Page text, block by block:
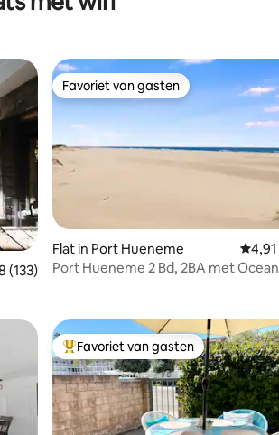
beoordeling van 4,98 op 5, 133
(133)
Favoriet van gasten
Favoriet van gasten
Flat in Port Hueneme
4,91
Port Hueneme 2 Bd, 2BA met Ocean
Topfavoriet van gasten
Favoriet van gasten